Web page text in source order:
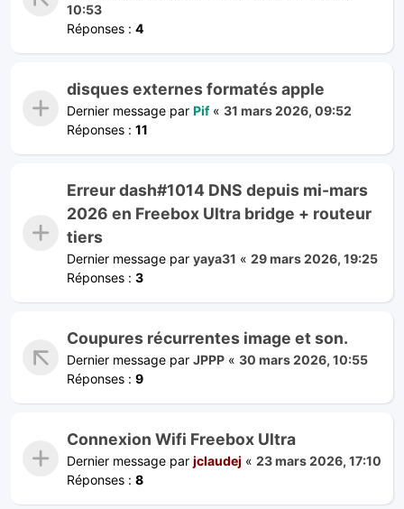
10:53
Réponses : 4
disques externes formatés apple
Dernier message par Pif« 31 mars 2026, 09:52
Réponses : 11
Erreur dash#1014 DNS depuis mi-mars
2026 en Freebox Ultra bridge + routeur
tiers
Dernier message par yaya31 « 29 mars 2026, 19:25
Réponses : 3
Coupures récurrentes image et son.
Dernier message par JPPP « 30 mars 2026, 10:55
Réponses : 9
Connexion Wifi Freebox Ultra
Dernier message par jclaudej « 23 mars 2026, 17:10
Réponses : 8